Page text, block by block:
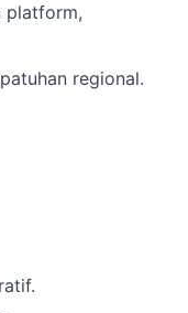
platform,
regional.